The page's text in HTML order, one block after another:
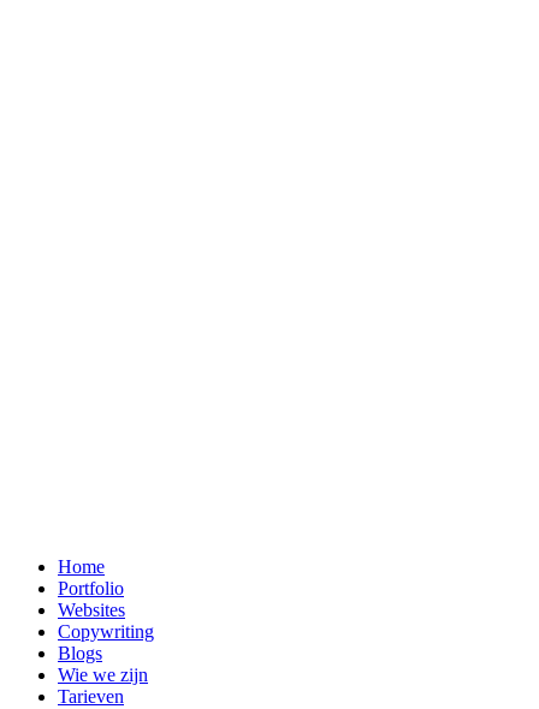
Home
Portfolio
Websites
Copywriting
Blogs
Wie we zijn
Tarieven